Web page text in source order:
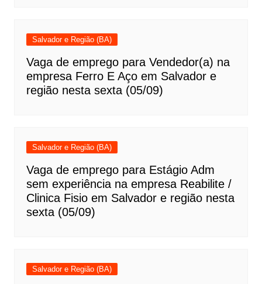
Salvador e Região (BA)
Vaga de emprego para Vendedor(a) na
empresa Ferro E Aço em Salvador e
região nesta sexta (05/09)
Salvador e Região (BA)
Vaga de emprego para Estágio Adm
sem experiência na empresa Reabilite /
Clinica Fisio em Salvador e região nesta
sexta (05/09)
Salvador e Região (BA)